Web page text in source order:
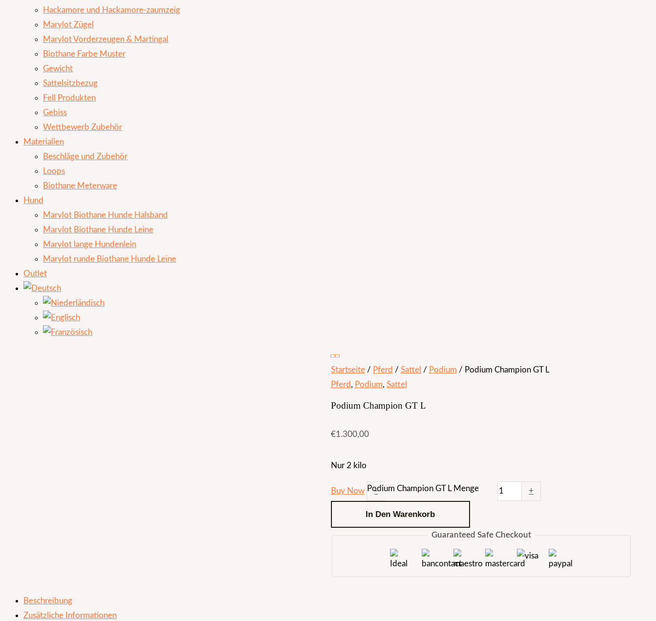
Hackamore und Hackamore-zaumzeig
Marylot Zügel
Marylot Vorderzeugen & Martingal
Biothane Farbe Muster
Gewicht
Sattelsitzbezug
Fell Produkten
Gebiss
Wettbewerb Zubehör
Materialien
Beschläge und Zubehör
Loops
Biothane Meterware
Hund
Marylot Biothane Hunde Halsband
Marylot Biothane Hunde Leine
Marylot lange Hundenlein
Marylot runde Biothane Hunde Leine
Outlet
Startseite/ Pferd / Sattel / Podium / Podium Champion GT L
Pferd , Podium, Sattel
Podium Champion GT L
€1.300,00
Nur 2 kilo
Buy Now -
Podium Champion GT L Menge +
In Den Warenkorb
Guaranteed Safe Checkout
Beschreibung
Zusätzliche Informationen